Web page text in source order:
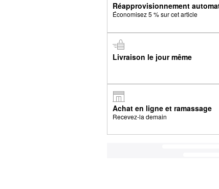
Réapprovisionnement
Économisez 5 % sur cet article
Livraison le jour même
Achat en ligne et ramassage
Recevez-la demain